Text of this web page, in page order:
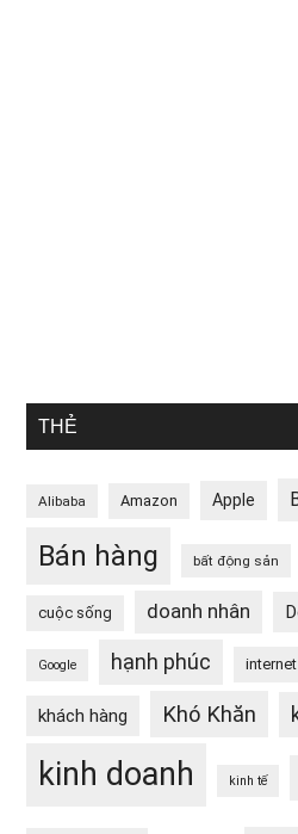
THẺ
Alibaba Amazon Apple
Bán hàng bất động sản
cuộc sống doanh nhân
Google hạnh phúc internet
khách hàng Khó Khăn
kinh doanh kinh tế